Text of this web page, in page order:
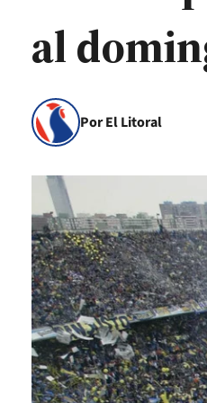
al
Por El Litoral